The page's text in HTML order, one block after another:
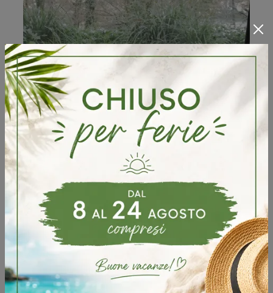
Ecco a te la sedia da cucina Nala per atmosfere design, tra le più belle Sedie impilabili di Altacom.